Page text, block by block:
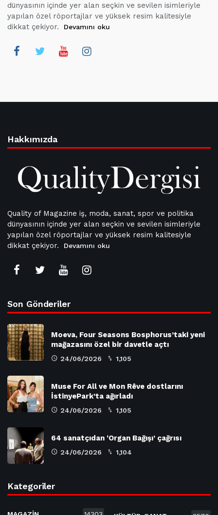
dünyasının içinde yer alan seçkin ve sevilen isimleriyle
yapılan özel röportajlar ve yüksek resim kalitesiyle
dikkat çekiyor.
Devamını oku
Hakkımızda
Quality of Magazine iş, moda, sanat, spor ve politika
dünyasının içinde yer alan seçkin ve sevilen isimleriyle
yapılan özel röportajlar ve yüksek resim kalitesiyle
dikkat çekiyor.
Devamını oku
Son Gönderiler
Moeva, Four Seasons Bosphorus’taki yeni
mağazasını özel bir davetle açtı
24/06/2026 1,105
Muse For All ve Mon Rêve dostlarını
İstinyePark’ta ağırladı
24/06/2026 1,105
64 sanatçıdan ‘Organ Bağışı’ çağrısı
24/06/2026 1,104
Kategoriler